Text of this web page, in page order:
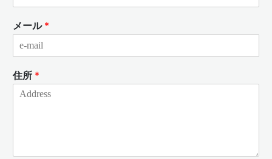
メール *
住所 *